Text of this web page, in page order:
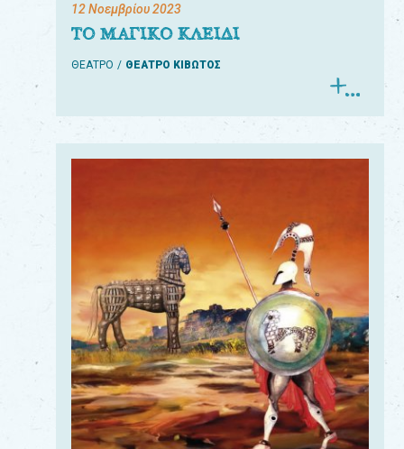
12 Νοεμβρίου 2023
ΤΟ ΜΑΓΙΚΟ ΚΛΕΙΔΙ
ΘΕΑΤΡΟ ΘΕΑΤΡΟ ΚΙΒΩΤΟΣ